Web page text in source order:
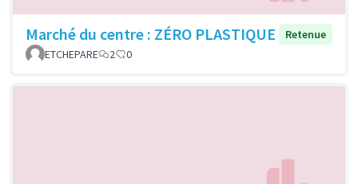
Marché du centre : ZÉRO PLASTIQUE
Retenue
ETCHEPARE
2 0